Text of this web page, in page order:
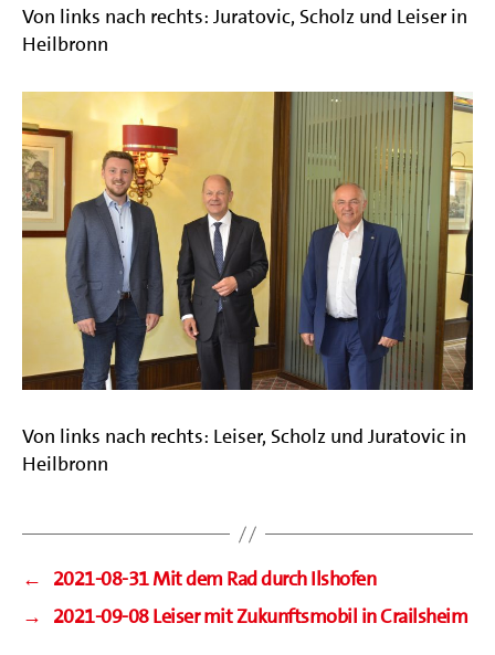
Von links nach rechts: Juratovic, Scholz und Leiser in
Heilbronn
Von links nach rechts: Leiser, Scholz und Juratovic in
Heilbronn
← 2021-08-31 Mit dem Rad durch Ilshofen
→ 2021-09-08 Leiser mit Zukunftsmobil in Crailsheim